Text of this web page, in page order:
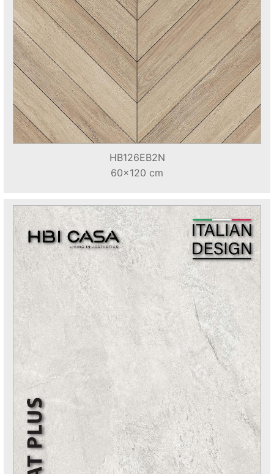
HB126EB2N
60x120 cm